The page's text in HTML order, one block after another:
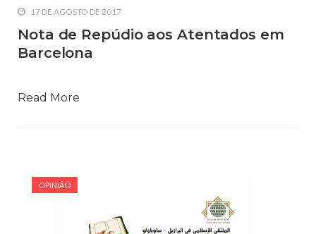
17 DE AGOSTO DE 2017
Nota de Repúdio aos Atentados em
Barcelona
Read More
OPINIÃO